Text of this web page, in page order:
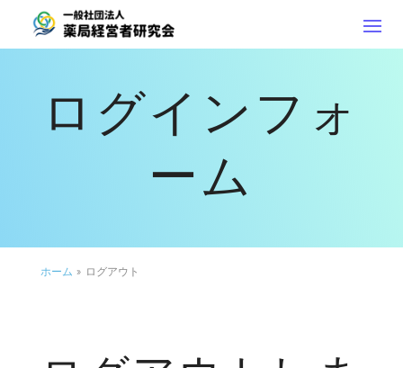
ログインフォ
ーム
ホーム » ログアウト